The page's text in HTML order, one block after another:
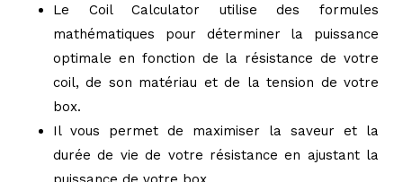
Le Coil Calculator utilise des formules
mathématiques pour déterminer la puissance
optimale en fonction de la résistance de votre
coil, de son matériau et de la tension de votre
box.
Il vous permet de maximiser la saveur et la
durée de vie de votre résistance en ajustant la